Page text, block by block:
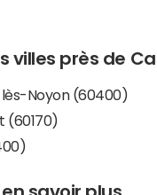
villes près de
Noyon (60400)
(60170)
savoir plus